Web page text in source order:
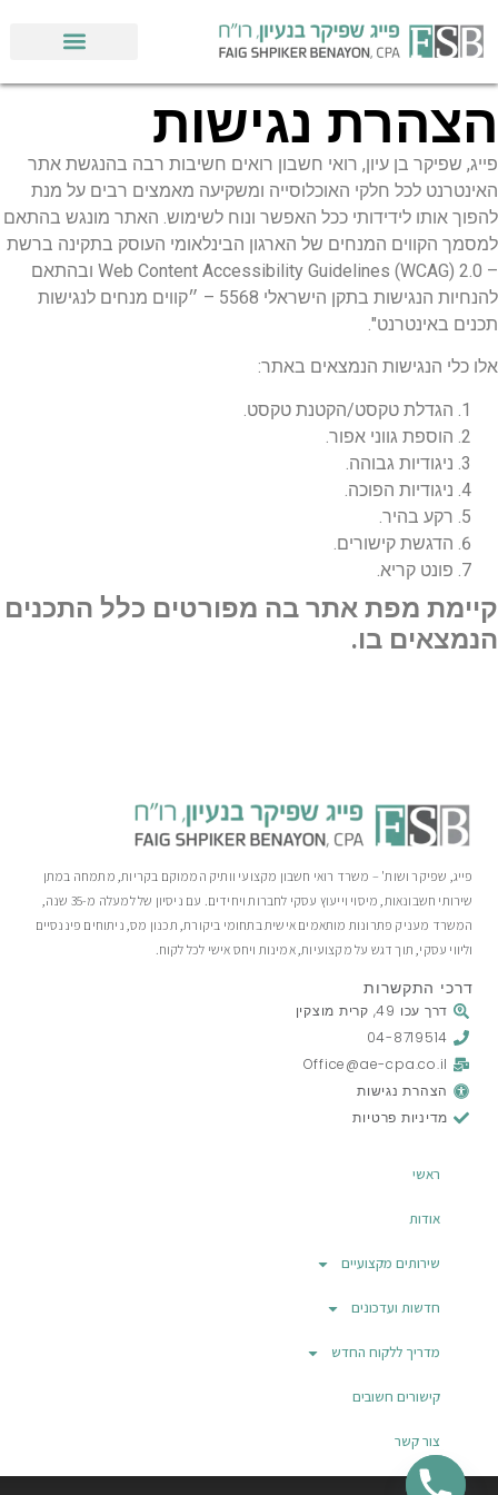
הצהרת נגישות
פייג, שפיקר בן עיון, רואי חשבון רואים חשיבות רבה בהנגשת אתר
האינטרנט לכל חלקי האוכלוסייה ומשקיעה מאמצים רבים על מנת
להפוך אותו לידידותי ככל האפשר ונוח לשימוש. האתר מונגש בהתאם
למסמך הקווים המנחים של הארגון הבינלאומי העוסק בתקינה ברשת
– Web Content Accessibility Guidelines (WCAG) 2.0 ובהתאם
להנחיות הנגישות בתקן הישראלי 5568 – ״קווים מנחים לנגישות
תכנים באינטרנט".
אלו כלי הנגישות הנמצאים באתר:
הגדלת טקסט/הקטנת טקסט.
הוספת גווני אפור.
ניגודיות גבוהה.
ניגודיות הפוכה.
רקע בהיר.
הדגשת קישורים.
פונט קריא.
קיימת מפת אתר בה מפורטים כלל התכנים
הנמצאים בו.
פייג, שפיקר ושות' – משרד רואי חשבון מקצועי וותיק הממוקם בקריות, מתמחה במתן
שירותי חשבונאות, מיסוי וייעוץ עסקי לחברות ויחידים. עם ניסיון של למעלה מ-35 שנה,
המשרד מעניק פתרונות מותאמים אישית בתחומי ביקורת, תכנון מס, ניתוחים פיננסיים
וליווי עסקי, תוך דגש על מקצועיות, אמינות ויחס אישי לכל לקוח.
דרכי התקשרות
דרך עכו 49, קרית מוצקין
04-8719514
Office@ae-cpa.co.il
הצהרת נגישות
מדיניות פרטיות
ראשי
אודות
שירותים מקצועיים
חדשות ועדכונים
מדריך ללקוח החדש
קישורים חשובים
צור קשר